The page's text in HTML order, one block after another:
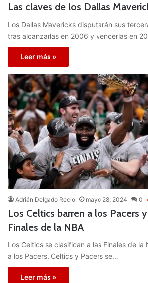
Las claves de los Dallas
Los Dallas Mavericks disputarán sus
tras alcanzarlas en 2006 y vencerlas en
Leer más »
Adrián Delgado Recio mayo 28, 2024 0
Los Celtics barren a los Pacers
Finales de la NBA
Los Celtics se clasifican a las Finales de la
a los Pacers. Celtics y Pacers se…
Leer más »